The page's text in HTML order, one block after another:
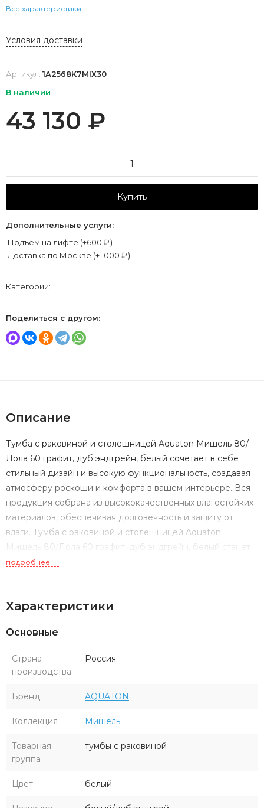
Все характеристики
Условия доставки
Артикул: 1A2568K7MIX30
В наличии
43 130 ₽
Купить
Дополнительные услуги:
Подъём на лифте (+600 ₽)
Доставка по Москве (+1 000 ₽)
Категории:
Поделиться с другом:
Описание
Тумба с раковиной и столешницей Aquaton Мишель 80/
Лола 60 графит, дуб эндгрейн, белый сочетает в себе
стильный дизайн и высокую функциональность, создавая
атмосферу роскоши и комфорта в вашем интерьере. Вся
продукция собрана из высококачественных влагостойких
материалов, обеспечивая долговечность и защиту от
влаги. Тумба с раковиной и столешницей Aquaton
Мишель 80/Лола 60 графит, дуб эндгрейн, белый станет
отличным выбором для тех, кто ищет сочетание эстетики,
подробнее
Характеристики
Основные
Страна
производства
Россия
Бренд AQUATON
Коллекция Мишель
Товарная
группа
тумбы с раковиной
Цвет белый